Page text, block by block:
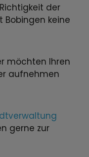
der
keine
möchten Ihren
aufnehmen
gerne zur